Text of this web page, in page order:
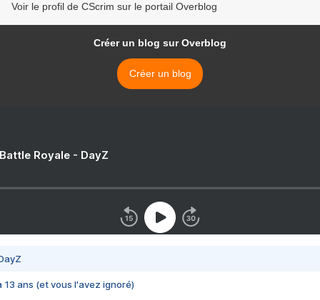
Voir le profil de CScrim sur le portail Overblog
Créer un blog sur Overblog
Créer un blog
Royale - DayZ
13 ans (et vous l'avez ignoré)